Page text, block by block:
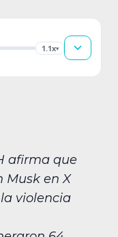
1.1x▾
afirma que
Musk en X
violencia